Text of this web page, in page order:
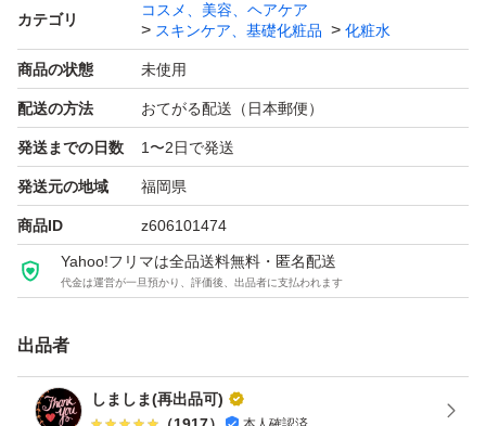
カテゴリ
コスメ、美容、ヘアケア
スキンケア、基礎化粧品
化粧水
商品の状態 未使用
配送の方法 おてがる配送（日本郵便）
発送までの日数 1〜2日で発送
発送元の地域 福岡県
商品ID z606101474
Yahoo!フリマは全品送料無料・匿名配送
代金は運営が一旦預かり、評価後、出品者に支払われます
出品者
しましま(再出品可)